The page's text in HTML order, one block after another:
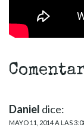
Daniel dice:
MAYO 11, 2014 A LAS